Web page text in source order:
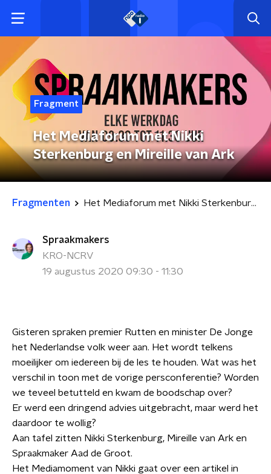
Fragment
Het Mediaforum met Nikki
Sterkenburg en Mireille van Ark
Fragmenten Het Mediaforum met Nikki Sterkenburg en Mireille van Ark
Spraakmakers
KRO-NCRV
19 augustus 2020 09:30 - 11:30
Gisteren spraken premier Rutten en minister De Jonge
het Nederlandse volk weer aan. Het wordt telkens
moeilijker om iedereen bij de les te houden. Wat was het
verschil in toon met de vorige persconferentie? Worden
we teveel betutteld en kwam de boodschap over?
Er werd een dringend advies uitgebracht, maar werd het
daardoor te wollig?
Aan tafel zitten Nikki Sterkenburg, Mireille van Ark en
Spraakmaker Aad de Groot.
Het Mediamoment van Nikki gaat over een artikel in